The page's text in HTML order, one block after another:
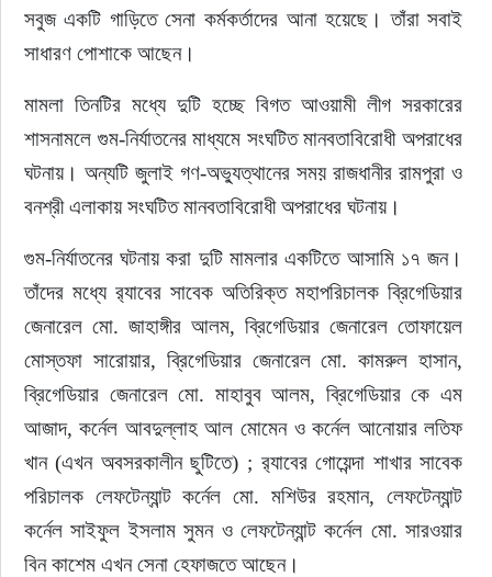
সবুজ একটি গাড়িতে সেনা কর্মকর্তাদের আনা হয়েছে। তাঁরা সবাই
সাধারণ পোশাকে আছেন।
মামলা তিনটির মধ্যে দুটি হচ্ছে বিগত আওয়ামী লীগ সরকারের
শাসনামলে গুম-নির্যাতনের মাধ্যমে সংঘটিত মানবতাবিরোধী অপরাধের
ঘটনায়। অন্যটি জুলাই গণ-অভ্যুত্থানের সময় রাজধানীর রামপুরা ও
বনশ্রী এলাকায় সংঘটিত মানবতাবিরোধী অপরাধের ঘটনায়।
গুম-নির্যাতনের ঘটনায় করা দুটি মামলার একটিতে আসামি ১৭ জন।
তাঁদের মধ্যে র‍্যাবের সাবেক অতিরিক্ত মহাপরিচালক ব্রিগেডিয়ার
জেনারেল মো. জাহাঙ্গীর আলম, ব্রিগেডিয়ার জেনারেল তোফায়েল
মোস্তফা সারোয়ার, ব্রিগেডিয়ার জেনারেল মো. কামরুল হাসান,
ব্রিগেডিয়ার জেনারেল মো. মাহাবুব আলম, ব্রিগেডিয়ার কে এম
আজাদ, কর্নেল আবদুল্লাহ আল মোমেন ও কর্নেল আনোয়ার লতিফ
খান (এখন অবসরকালীন ছুটিতে) ; র‍্যাবের গোয়েন্দা শাখার সাবেক
পরিচালক লেফটেন্যান্ট কর্নেল মো. মশিউর রহমান, লেফটেন্যান্ট
কর্নেল সাইফুল ইসলাম সুমন ও লেফটেন্যান্ট কর্নেল মো. সারওয়ার
বিন কাশেম এখন সেনা হেফাজতে আছেন।